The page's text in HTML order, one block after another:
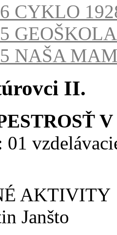
CYKLO
NAŠA
II.
01
AKTIVITY
Janšto